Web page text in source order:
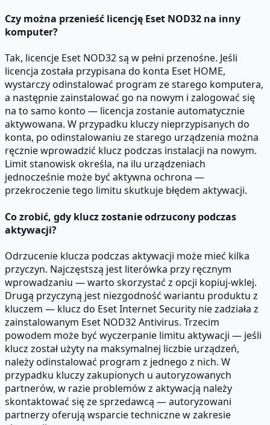
Czy można przenieść licencję Eset NOD32 na inny
komputer?
Tak, licencje Eset NOD32 są w pełni przenośne. Jeśli
licencja została przypisana do konta Eset HOME,
wystarczy odinstalować program ze starego komputera,
a następnie zainstalować go na nowym i zalogować się
na to samo konto — licencja zostanie automatycznie
aktywowana. W przypadku kluczy nieprzypisanych do
konta, po odinstalowaniu ze starego urządzenia można
ręcznie wprowadzić klucz podczas instalacji na nowym.
Limit stanowisk określa, na ilu urządzeniach
jednocześnie może być aktywna ochrona —
przekroczenie tego limitu skutkuje błędem aktywacji.
Co zrobić, gdy klucz zostanie odrzucony podczas
aktywacji?
Odrzucenie klucza podczas aktywacji może mieć kilka
przyczyn. Najczęstszą jest literówka przy ręcznym
wprowadzaniu — warto skorzystać z opcji kopiuj-wklej.
Drugą przyczyną jest niezgodność wariantu produktu z
kluczem — klucz do Eset Internet Security nie zadziała z
zainstalowanym Eset NOD32 Antivirus. Trzecim
powodem może być wyczerpanie limitu aktywacji — jeśli
klucz został użyty na maksymalnej liczbie urządzeń,
należy odinstalować program z jednego z nich. W
przypadku kluczy zakupionych u autoryzowanych
partnerów, w razie problemów z aktywacją należy
skontaktować się ze sprzedawcą — autoryzowani
partnerzy oferują wsparcie techniczne w zakresie